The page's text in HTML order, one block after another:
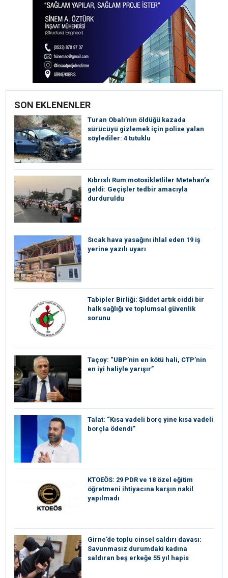
SON EKLENENLER
Turan Obalı’nın öldüğü kazada
sürücüyü gizlemek için polise yalan
söylediler: 4 tutuklu
Kıbrıslı Rum motosikletliler Metehan’a
geldi: Geçişler tedbir amacıyla
durduruldu
Sıcak hava yasağını ihlal eden 19 iş
yerine yazılı uyarı
Tabipler Birliği: Şiddet artık ciddi bir
halk sağlığı ve toplumsal güvenlik
sorunu
Taçoy: “UBP’nin en kötü hali, CTP’nin
en iyi haliyle yarışır”
Talat: “Kısa vadeli borç yine kısa vadeli
borçla ödendi”
KTOEÖS: 29 PDR ve 18 özel eğitim
öğretmeni ihtiyacına karşın nakil
yapılmadı
Girne’de toplu cinsel saldırı davası:
Savunmasız durumdaki kadına
saldıran beş erkeğe 55 yıl hapis